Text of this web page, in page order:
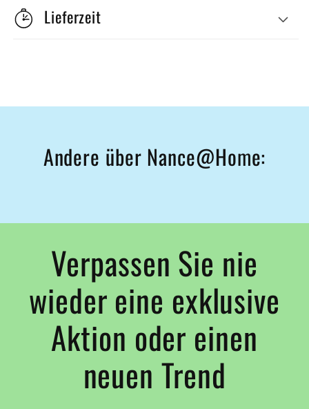
Lieferzeit
Andere über Nance@Home:
Verpassen Sie nie
wieder eine exklusive
Aktion oder einen
neuen Trend